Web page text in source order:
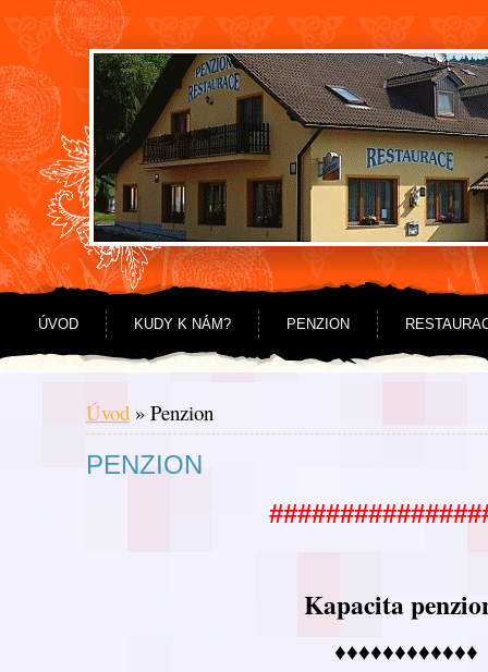
Jdi na obsah
Jdi na menu
ÚVOD KUDY K NÁM? PENZION
Úvod » Penzion
PENZION
Kapacita
♦♦♦♦♦♦♦♦♦♦♦♦